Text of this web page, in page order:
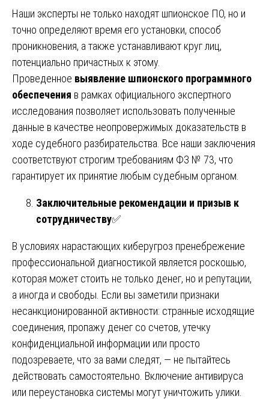
Наши эксперты не только находят шпионское ПО, но и
точно определяют время его установки, способ
проникновения, а также устанавливают круг лиц,
потенциально причастных к этому.
Проведенное выявление шпионского программного
обеспечения в рамках официального экспертного
исследования позволяет использовать полученные
данные в качестве неопровержимых доказательств в
ходе судебного разбирательства. Все наши заключения
соответствуют строгим требованиям ФЗ № 73, что
гарантирует их принятие любым судебным органом.
Заключительные рекомендации и призыв к
сотрудничеству✅
В условиях нарастающих киберугроз пренебрежение
профессиональной диагностикой является роскошью,
которая может стоить не только денег, но и репутации,
а иногда и свободы. Если вы заметили признаки
несанкционированной активности: странные исходящие
соединения, пропажу денег со счетов, утечку
конфиденциальной информации или просто
подозреваете, что за вами следят, — не пытайтесь
действовать самостоятельно. Включение антивируса
или переустановка системы могут уничтожить улики.